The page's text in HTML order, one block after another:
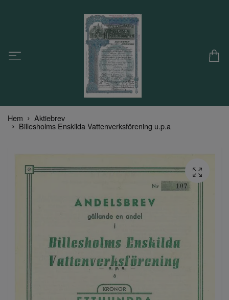
Hem Aktiebrev
Billesholms Enskilda Vattenverksförening u.p.a